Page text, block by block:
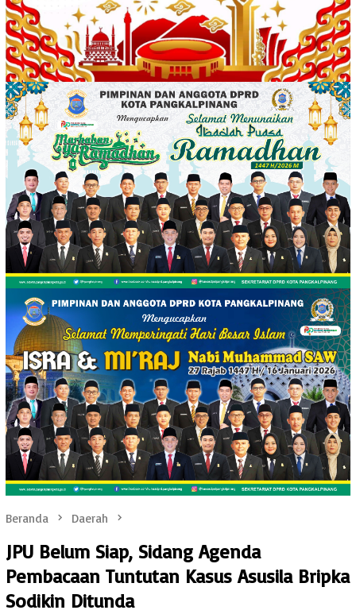
Beranda Daerah
JPU Belum Siap, Sidang Agenda
Pembacaan Tuntutan Kasus Asusila Bripka
Sodikin Ditunda